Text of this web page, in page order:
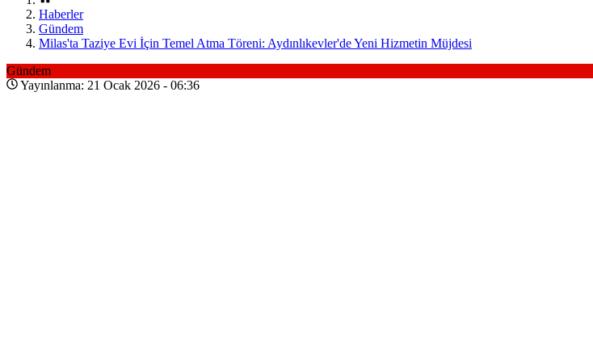
Haberler
Gündem
Milas'ta Taziye Evi İçin Temel Atma Töreni: Aydınlıkevler'de Yeni Hizmetin Müjdesi
Gündem
Yayınlanma: 21 Ocak 2026 - 06:36